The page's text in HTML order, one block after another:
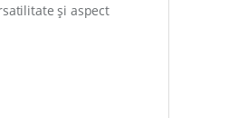
și aspect